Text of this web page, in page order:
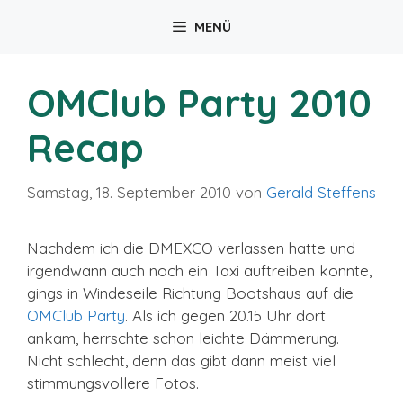
MENÜ
OMClub Party 2010
Recap
Samstag, 18. September 2010 von Gerald Steffens
Nachdem ich die DMEXCO verlassen hatte und
irgendwann auch noch ein Taxi auftreiben konnte,
gings in Windeseile Richtung Bootshaus auf die
OMClub Party. Als ich gegen 20.15 Uhr dort
ankam, herrschte schon leichte Dämmerung.
Nicht schlecht, denn das gibt dann meist viel
stimmungsvollere Fotos.